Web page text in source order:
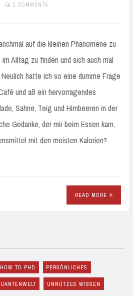
2 COMMENTS
auf die kleinen Phänomene zu
Alltag zu finden und sich auch mal
hatte ich so eine dumme Frage
und aß ein hervorragendes
Sahne, Teig und Himbeeren in der
Gedanke, der mir beim Essen kam,
mit den meisten Kalorien?
READ MORE
HOW TO PHD PERSÖNLICHES
UNNÜTZES WISSEN